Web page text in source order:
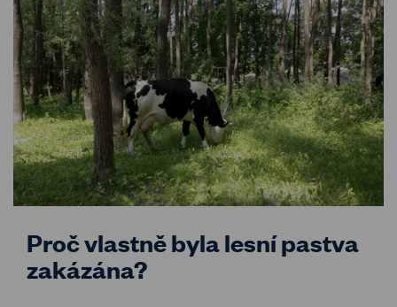
Proč vlastně byla lesní pastva
zakázána?